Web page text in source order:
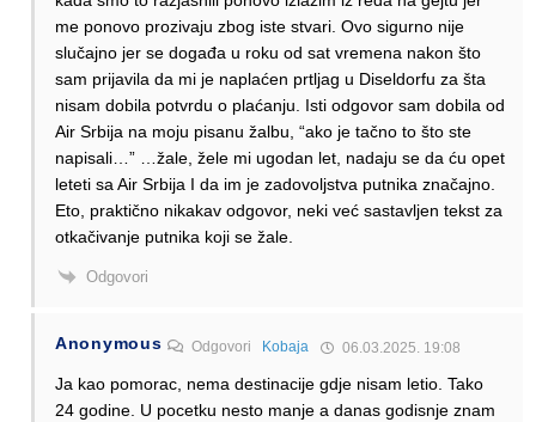
me ponovo prozivaju zbog iste stvari. Ovo sigurno nije
slučajno jer se događa u roku od sat vremena nakon što
sam prijavila da mi je naplaćen prtljag u Diseldorfu za šta
nisam dobila potvrdu o plaćanju. Isti odgovor sam dobila od
Air Srbija na moju pisanu žalbu, “ako je tačno to što ste
napisali…” …žale, žele mi ugodan let, nadaju se da ću opet
leteti sa Air Srbija I da im je zadovoljstva putnika značajno.
Eto, praktično nikakav odgovor, neki već sastavljen tekst za
otkačivanje putnika koji se žale.
Odgovori
Anonymous Odgovori Kobaja 06.03.2025. 19:08
Ja kao pomorac, nema destinacije gdje nisam letio. Tako
24 godine. U pocetku nesto manje a danas godisnje znam